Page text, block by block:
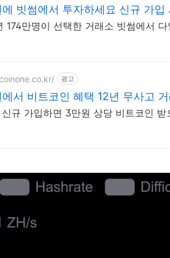
에 빗썸에서 투자하세요 신규 가입
174만명이 선택한 거래소 빗썸에서
광고
에서 비트코인 혜택 12년 무사고
규 가입하면 3만원 상당 비트코인 받